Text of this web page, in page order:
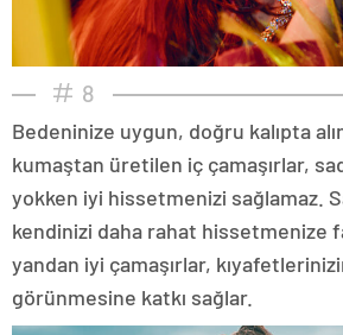
8
Bedeninize uygun, doğru kalıpta
kumaştan üretilen iç çamaşırlar,
yokken iyi hissetmenizi sağlamaz.
kendinizi daha rahat hissetmenize
yandan iyi çamaşırlar,
görünmesine katkı sağlar.